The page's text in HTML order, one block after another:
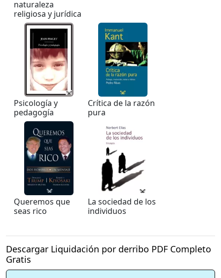
naturaleza
religiosa y jurídica
Psicología y
pedagogía
Crítica de la razón
pura
Queremos que
seas rico
La sociedad de los
individuos
Descargar Liquidación por derribo PDF Completo
Gratis